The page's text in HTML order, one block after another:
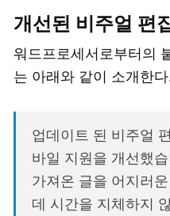
개선된 비주얼 편
워드프로세서로부터의
는 아래와 같이 소개한다.
업데이트 된 비주얼
바일 지원을 개선했
가져온 글을 어지러
데 시간을 지체하지